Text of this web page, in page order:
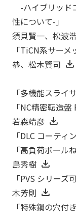
-ハイブリッド
性について-」
須貝賢一、松波
「TiCN系サー
恭、松木賢司
「多機能スラ
「NC精密転造
若森靖彦
「DLC コーテ
「高負荷ボー
島秀樹
「PVS シリー
木芳則
「特殊鋼の穴